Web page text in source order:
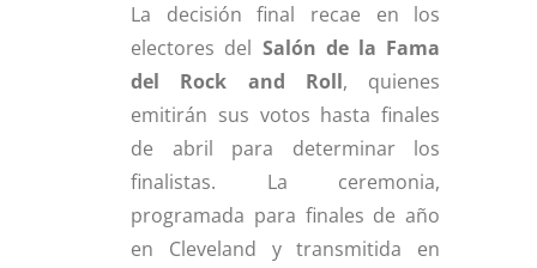
La decisión final recae en los
electores del Salón de la Fama
del Rock and Roll, quienes
emitirán sus votos hasta finales
de abril para determinar los
finalistas. La ceremonia,
programada para finales de año
en Cleveland y transmitida en